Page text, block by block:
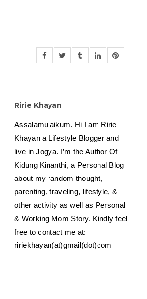
Ririe Khayan
Assalamulaikum. Hi I am Ririe
Khayan a Lifestyle Blogger and
live in Jogya. I’m the Author Of
Kidung Kinanthi, a Personal Blog
about my random thought,
parenting, traveling, lifestyle, &
other activity as well as Personal
& Working Mom Story. Kindly feel
free to contact me at:
ririekhayan(at)gmail(dot)com